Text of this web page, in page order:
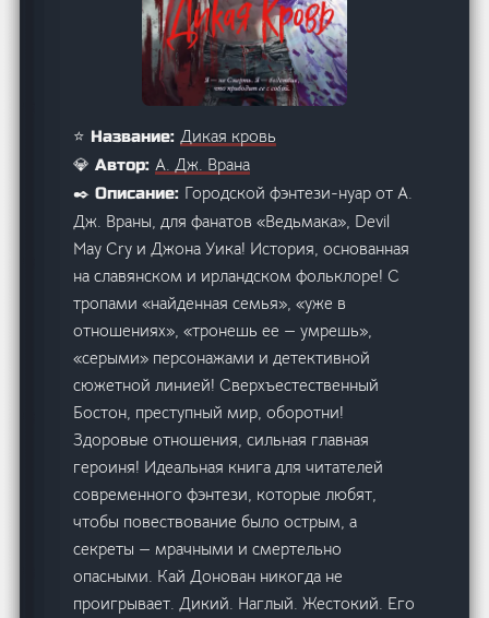
⭐ Название:Дикая кровь
💎 Автор:А. Дж. Врана
✒️ Описание: Городской фэнтези-нуар от А.
Дж. Враны, для фанатов «Ведьмака», Devil
May Cry и Джона Уика! История, основанная
на славянском и ирландском фольклоре! С
тропами «найденная семья», «уже в
отношениях», «тронешь ее — умрешь»,
«серыми» персонажами и детективной
сюжетной линией! Сверхъестественный
Бостон, преступный мир, оборотни!
Здоровые отношения, сильная главная
героиня! Идеальная книга для читателей
современного фэнтези, которые любят,
чтобы повествование было острым, а
секреты — мрачными и смертельно
опасными. Кай Донован никогда не
проигрывает. Дикий. Наглый. Жестокий. Его